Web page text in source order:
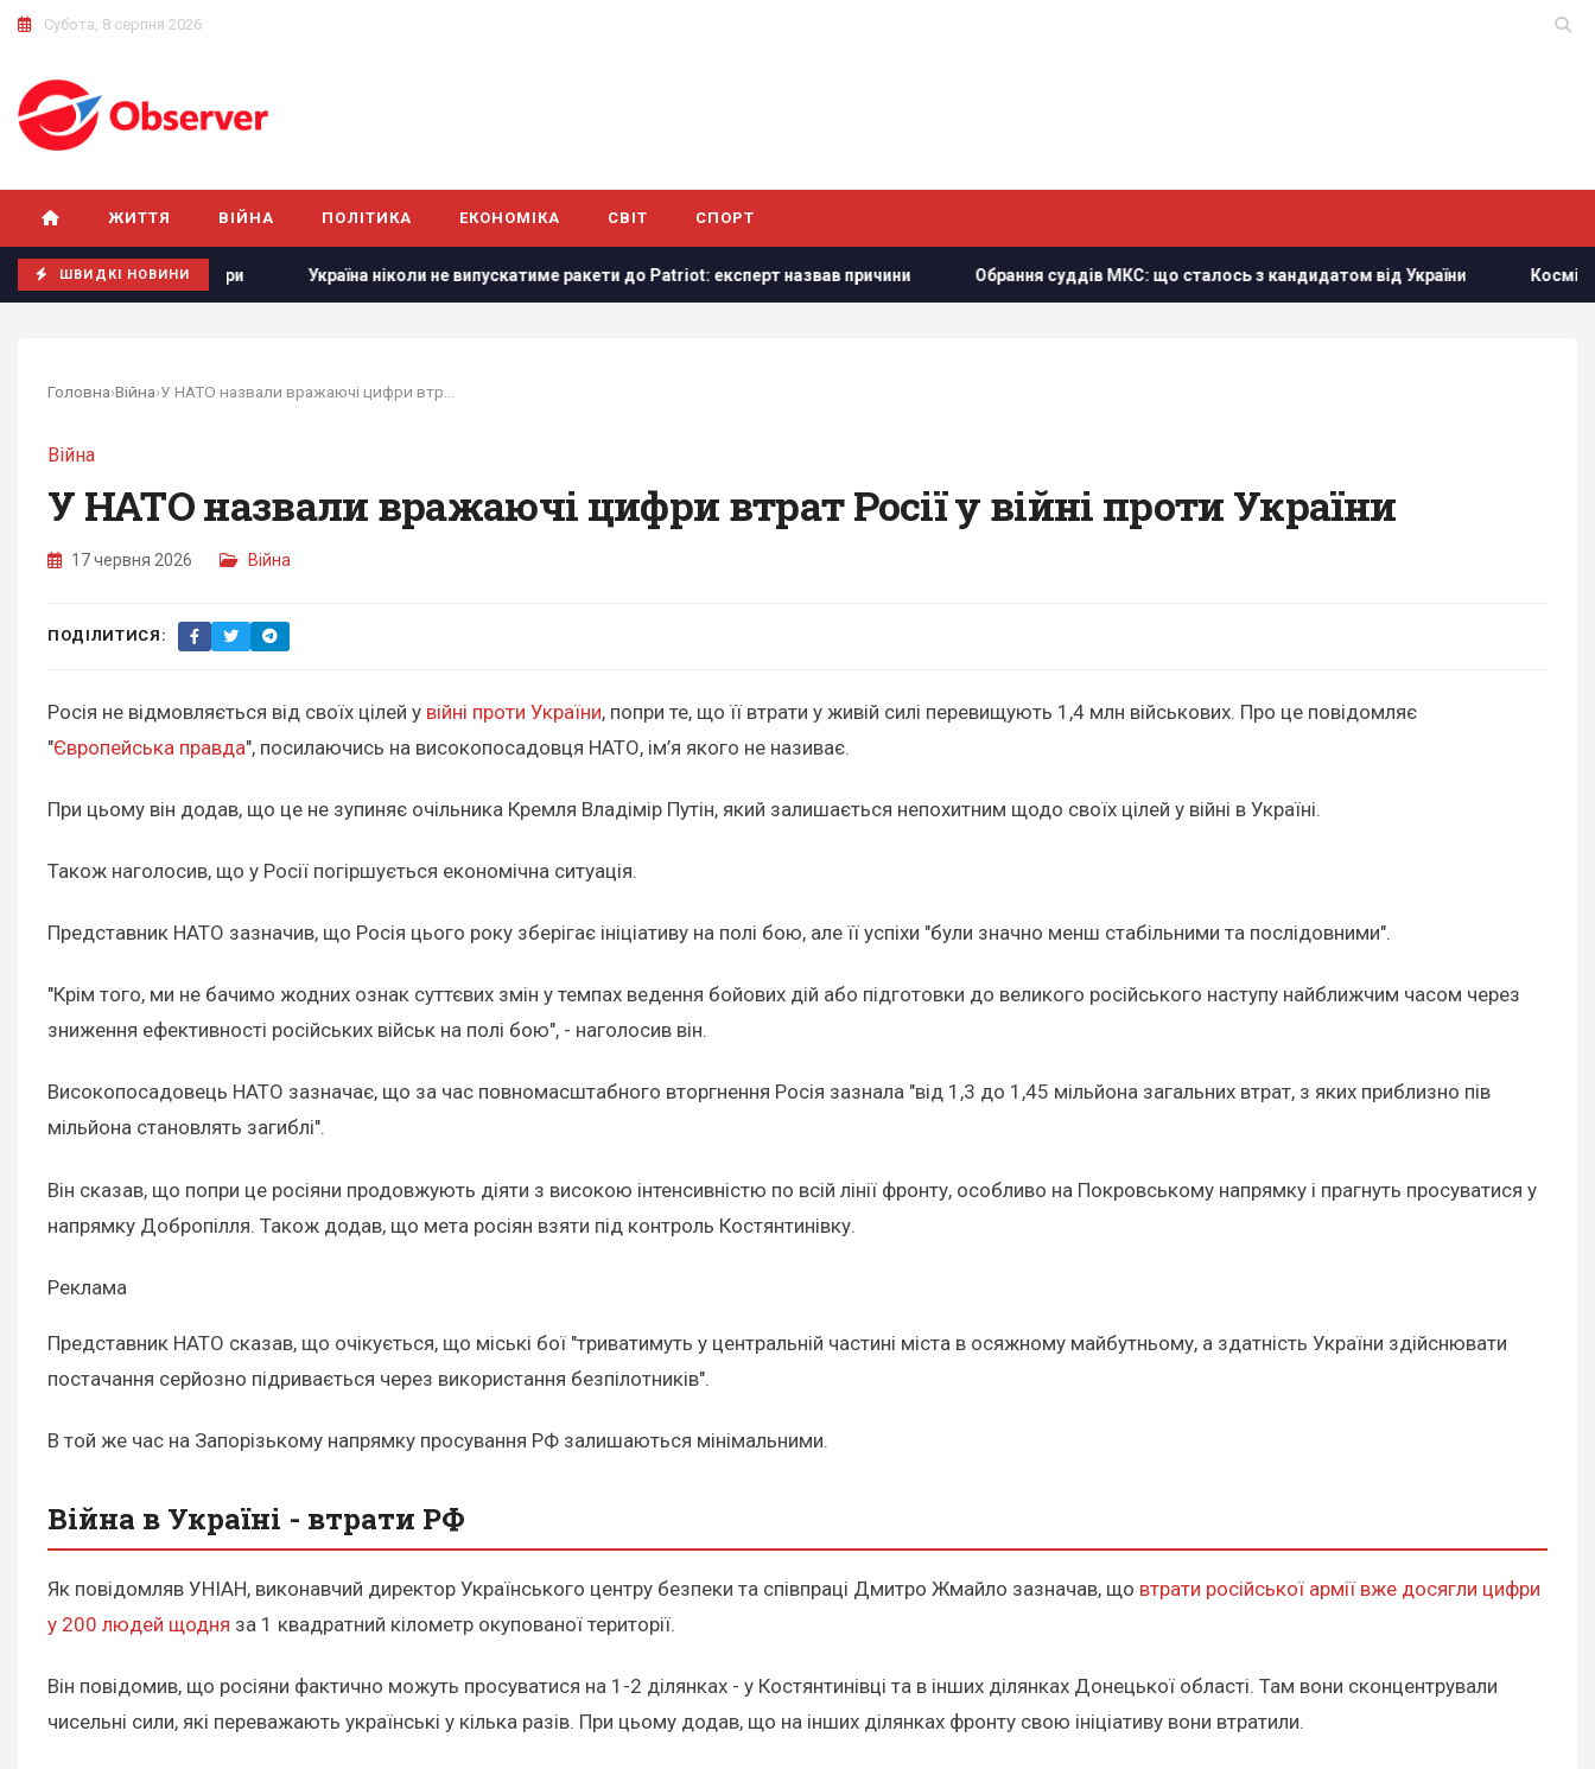
Субота, 8 серпня 2026
ЖИТТЯ ВІЙНА ПОЛІТИКА ЕКОНОМІКА СВІТ СПОРТ
ШВИДКІ НОВИНИ
серпня, - монітори Україна ніколи не випускатиме ракети до Patriot: експерт назвав причини Обрання суддів МКС: що сталось з кандидатом від України Космічна
Головна›Війна›
Війна
У НАТО назвали вражаючі цифри втрат Росії у війні проти України
17 червня 2026 Війна
ПОДІЛИТИСЯ:
Росія не відмовляється від своїх цілей у війні проти України, попри те, що її втрати у живій силі перевищують 1,4 млн військових. Про це повідомляє
"Європейська правда", посилаючись на високопосадовця НАТО, ім’я якого не називає.
При цьому він додав, що це не зупиняє очільника Кремля Владімір Путін, який залишається непохитним щодо своїх цілей у війні в Україні.
Також наголосив, що у Росії погіршується економічна ситуація.
Представник НАТО зазначив, що Росія цього року зберігає ініціативу на полі бою, але її успіхи "були значно менш стабільними та послідовними".
"Крім того, ми не бачимо жодних ознак суттєвих змін у темпах ведення бойових дій або підготовки до великого російського наступу найближчим часом через
зниження ефективності російських військ на полі бою", - наголосив він.
Високопосадовець НАТО зазначає, що за час повномасштабного вторгнення Росія зазнала "від 1,3 до 1,45 мільйона загальних втрат, з яких приблизно пів
мільйона становлять загиблі".
Він сказав, що попри це росіяни продовжують діяти з високою інтенсивністю по всій лінії фронту, особливо на Покровському напрямку і прагнуть просуватися у
напрямку Добропілля. Також додав, що мета росіян взяти під контроль Костянтинівку.
Реклама
Представник НАТО сказав, що очікується, що міські бої "триватимуть у центральній частині міста в осяжному майбутньому, а здатність України здійснювати
постачання серйозно підривається через використання безпілотників".
В той же час на Запорізькому напрямку просування РФ залишаються мінімальними.
Війна в Україні - втрати РФ
Як повідомляв УНІАН, виконавчий директор Українського центру безпеки та співпраці Дмитро Жмайло зазначав, що втрати російської армії вже досягли цифри
у 200 людей щодня за 1 квадратний кілометр окупованої території.
Він повідомив, що росіяни фактично можуть просуватися на 1-2 ділянках - у Костянтинівці та в інших ділянках Донецької області. Там вони сконцентрували
чисельні сили, які переважають українські у кілька разів. При цьому додав, що на інших ділянках фронту свою ініціативу вони втратили.